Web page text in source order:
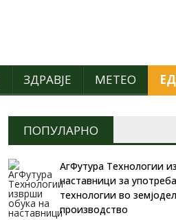
ЗДРАВЈЕ МЕТЕО
ПОПУЛАРНО
АгФутура Технологии
наставници за
технологии во
производство